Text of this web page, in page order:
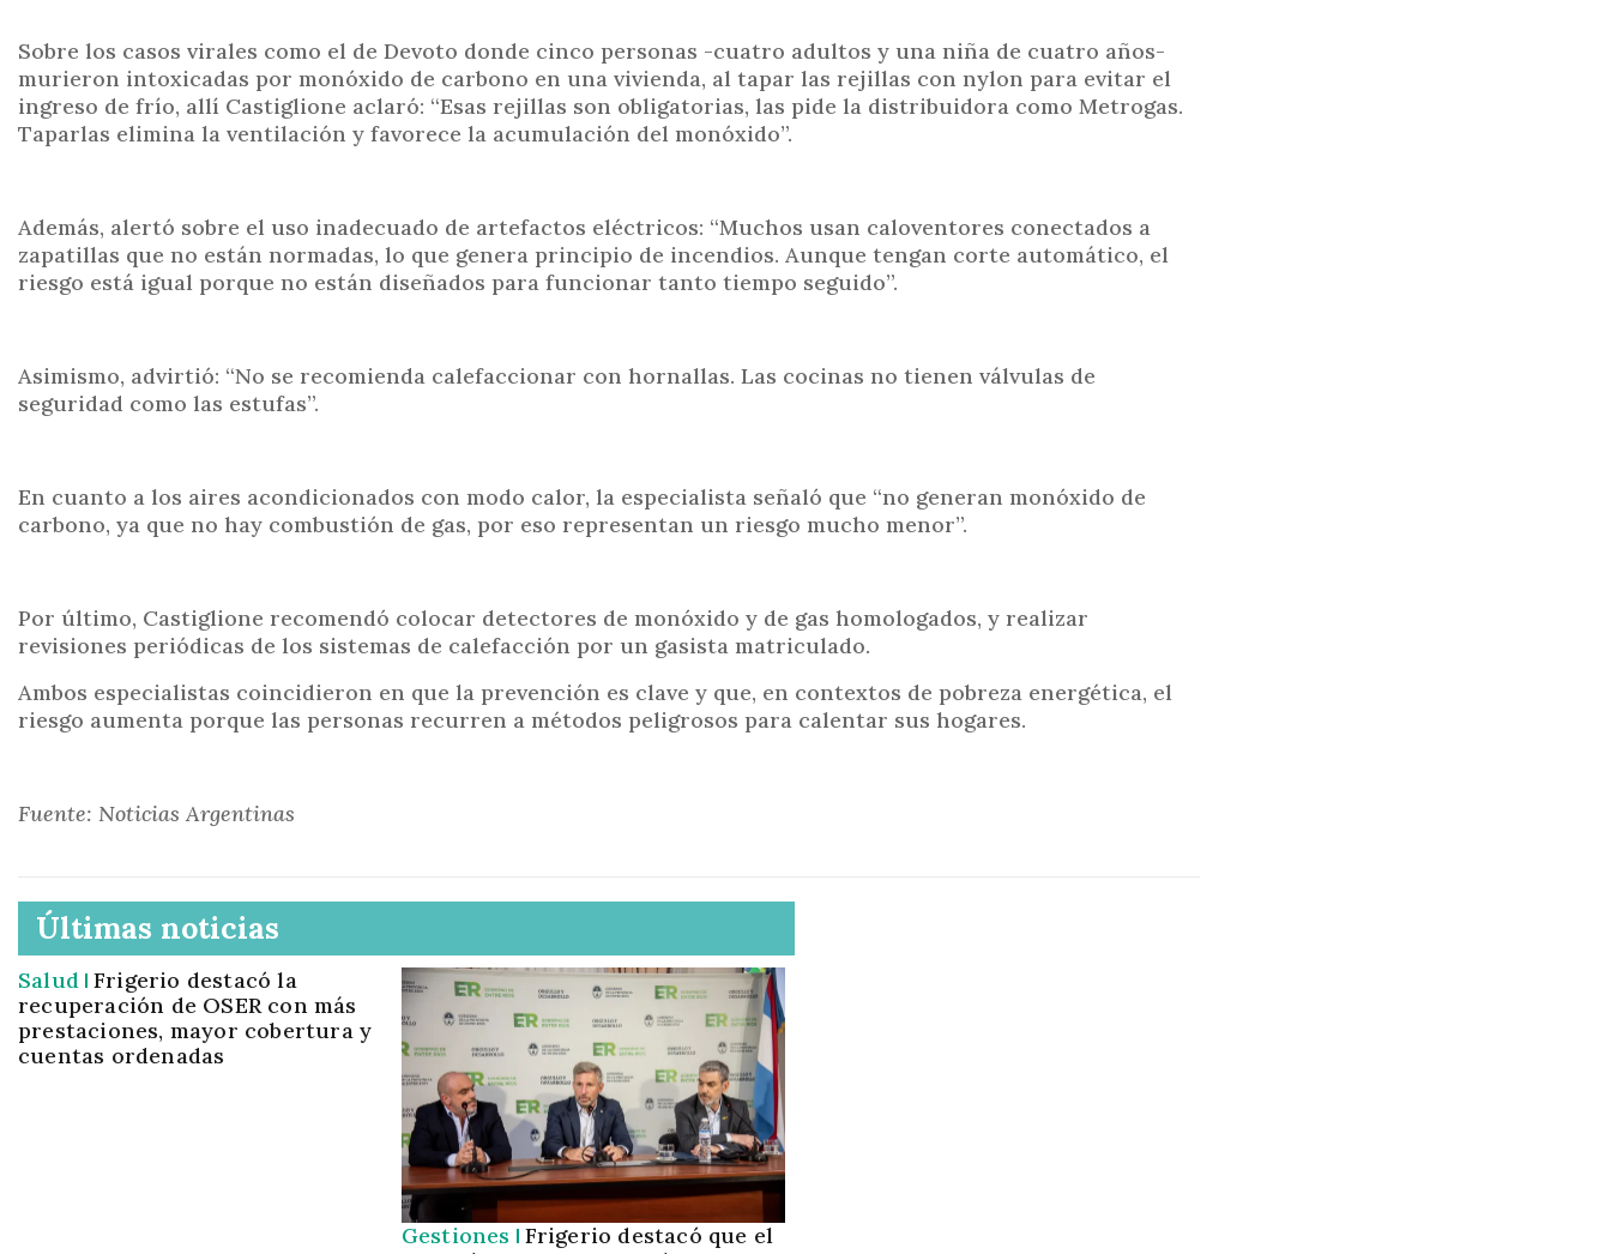
Sobre los casos virales como el de Devoto donde cinco personas -cuatro adultos y una niña de cuatro años-
murieron intoxicadas por monóxido de carbono en una vivienda, al tapar las rejillas con nylon para evitar el
ingreso de frío, allí Castiglione aclaró: “Esas rejillas son obligatorias, las pide la distribuidora como Metrogas.
Taparlas elimina la ventilación y favorece la acumulación del monóxido”.
Además, alertó sobre el uso inadecuado de artefactos eléctricos: “Muchos usan caloventores conectados a
zapatillas que no están normadas, lo que genera principio de incendios. Aunque tengan corte automático, el
riesgo está igual porque no están diseñados para funcionar tanto tiempo seguido”.
Asimismo, advirtió: “No se recomienda calefaccionar con hornallas. Las cocinas no tienen válvulas de
seguridad como las estufas”.
En cuanto a los aires acondicionados con modo calor, la especialista señaló que “no generan monóxido de
carbono, ya que no hay combustión de gas, por eso representan un riesgo mucho menor”.
Por último, Castiglione recomendó colocar detectores de monóxido y de gas homologados, y realizar
revisiones periódicas de los sistemas de calefacción por un gasista matriculado.
Ambos especialistas coincidieron en que la prevención es clave y que, en contextos de pobreza energética, el
riesgo aumenta porque las personas recurren a métodos peligrosos para calentar sus hogares.
Fuente: Noticias Argentinas
Últimas noticias
Salud Frigerio destacó la
recuperación de OSER con más
prestaciones, mayor cobertura y
cuentas ordenadas
Gestiones
Frigerio destacó que el